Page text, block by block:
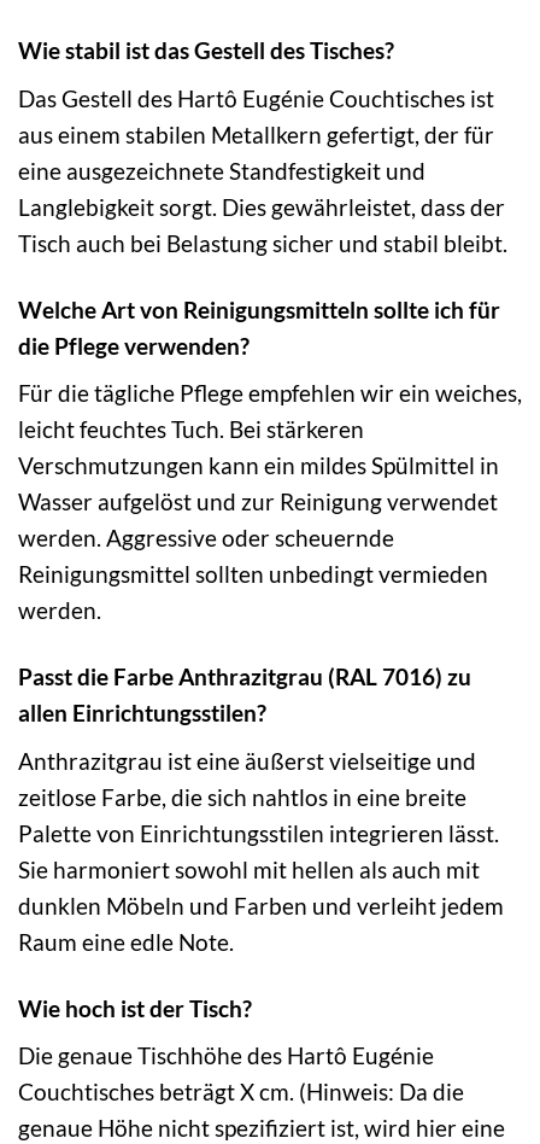
Wie stabil ist das Gestell des Tisches?
Das Gestell des Hartô Eugénie Couchtisches ist
aus einem stabilen Metallkern gefertigt, der für
eine ausgezeichnete Standfestigkeit und
Langlebigkeit sorgt. Dies gewährleistet, dass der
Tisch auch bei Belastung sicher und stabil bleibt.
Welche Art von Reinigungsmitteln sollte ich für
die Pflege verwenden?
Für die tägliche Pflege empfehlen wir ein weiches,
leicht feuchtes Tuch. Bei stärkeren
Verschmutzungen kann ein mildes Spülmittel in
Wasser aufgelöst und zur Reinigung verwendet
werden. Aggressive oder scheuernde
Reinigungsmittel sollten unbedingt vermieden
werden.
Passt die Farbe Anthrazitgrau (RAL 7016) zu
allen Einrichtungsstilen?
Anthrazitgrau ist eine äußerst vielseitige und
zeitlose Farbe, die sich nahtlos in eine breite
Palette von Einrichtungsstilen integrieren lässt.
Sie harmoniert sowohl mit hellen als auch mit
dunklen Möbeln und Farben und verleiht jedem
Raum eine edle Note.
Wie hoch ist der Tisch?
Die genaue Tischhöhe des Hartô Eugénie
Couchtisches beträgt X cm. (Hinweis: Da die
genaue Höhe nicht spezifiziert ist, wird hier eine